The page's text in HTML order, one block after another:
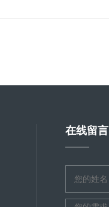
在线留言